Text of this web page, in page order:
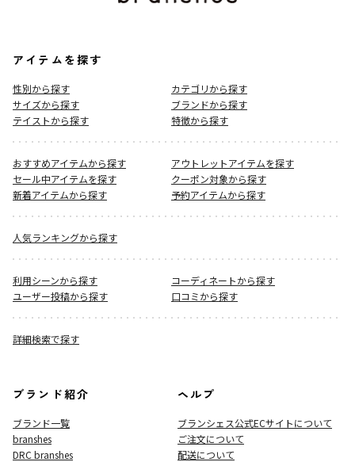
アイテムを探す
性別から探す
カテゴリから探す
サイズから探す
ブランドから探す
テイストから探す
特徴から探す
おすすめアイテムから探す
アウトレットアイテムを探す
セール中アイテムを探す
クーポン対象から探す
新着アイテムから探す
予約アイテムから探す
人気ランキングから探す
利用シーンから探す
コーディネートから探す
ユーザー投稿から探す
口コミから探す
詳細検索で探す
ブランド紹介
ブランド一覧
branshes
DRC branshes
ヘルプ
ブランシェス公式ECサイトについて
ご注文について
配送について